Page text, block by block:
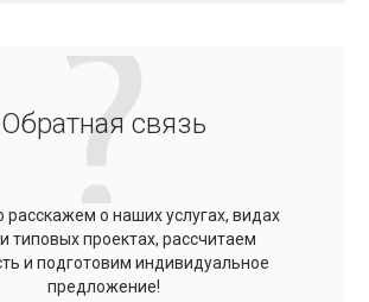
Обратная связь
расскажем о наших услугах, видах
типовых проектах, рассчитаем
и подготовим индивидуальное
предложение!